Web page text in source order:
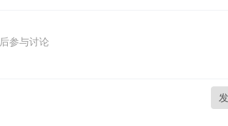
后参与讨论